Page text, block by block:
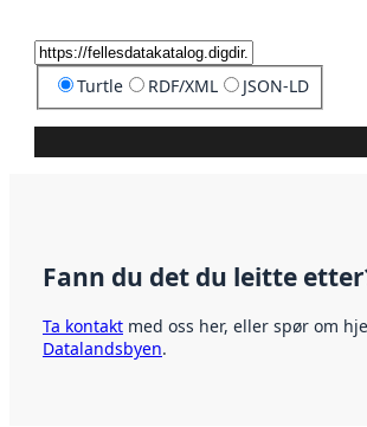
Turtle RDF/XML JSON-LD
Fann du det du leitte
Ta kontakt med oss her, eller spør om
Datalandsbyen.